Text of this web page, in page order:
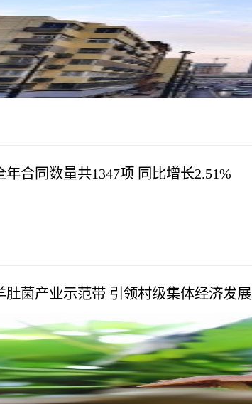
合同数量共1347项 同比增长2.51%
肚菌产业示范带 引领村级集体经济发展